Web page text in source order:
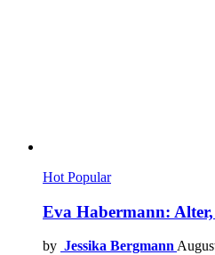
Hot Popular
Eva Habermann:
by Jessika Bergmann